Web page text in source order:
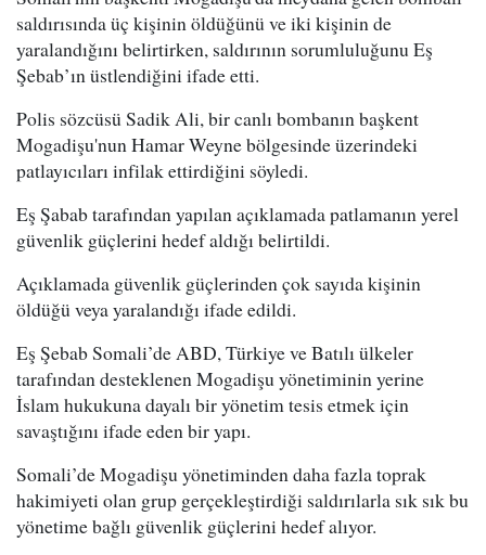
saldırısında üç kişinin öldüğünü ve iki kişinin de
yaralandığını belirtirken, saldırının sorumluluğunu Eş
Şebab’ın üstlendiğini ifade etti.
Polis sözcüsü Sadik Ali, bir canlı bombanın başkent
Mogadişu'nun Hamar Weyne bölgesinde üzerindeki
patlayıcıları infilak ettirdiğini söyledi.
Eş Şabab tarafından yapılan açıklamada patlamanın yerel
güvenlik güçlerini hedef aldığı belirtildi.
Açıklamada güvenlik güçlerinden çok sayıda kişinin
öldüğü veya yaralandığı ifade edildi.
Eş Şebab Somali’de ABD, Türkiye ve Batılı ülkeler
tarafından desteklenen Mogadişu yönetiminin yerine
İslam hukukuna dayalı bir yönetim tesis etmek için
savaştığını ifade eden bir yapı.
Somali’de Mogadişu yönetiminden daha fazla toprak
hakimiyeti olan grup gerçekleştirdiği saldırılarla sık sık bu
yönetime bağlı güvenlik güçlerini hedef alıyor.